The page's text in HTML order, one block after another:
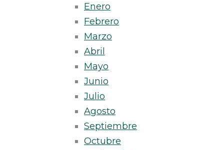
Enero
Febrero
Marzo
Abril
Mayo
Junio
Julio
Agosto
Septiembre
Octubre